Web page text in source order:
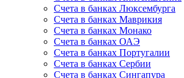
Счета в банках Люксембурга
Счета в банках Маврикия
Счета в банках Монако
Счета в банках ОАЭ
Счета в банках Португалии
Счета в банках Сербии
Счета в банках Сингапура